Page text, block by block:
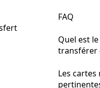
FAQ
Quel est
transférer
Les